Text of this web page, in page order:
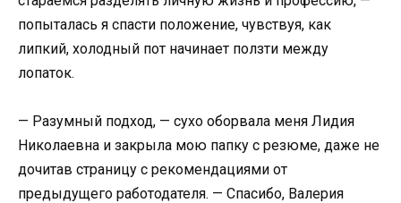
попыталась я спасти положение, чувствуя, как
липкий, холодный пот начинает ползти между
лопаток.
— Разумный подход, — сухо оборвала меня Лидия
Николаевна и закрыла мою папку с резюме, даже не
дочитав страницу с рекомендациями от
предыдущего работодателя. — Спасибо, Валерия